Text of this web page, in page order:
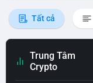
Tất cả
Trung Tâm
Crypto